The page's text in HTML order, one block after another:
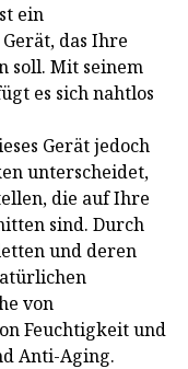
ein
das Ihre
soll. Mit seinem
es sich nahtlos
Gerät jedoch
unterscheidet,
die auf Ihre
sind. Durch
und deren
von
Feuchtigkeit und
Anti-Aging.